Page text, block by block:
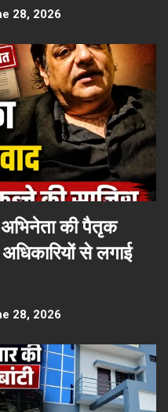
28, 2026
अभिनेता की पैतृक
से लगाई
28, 2026